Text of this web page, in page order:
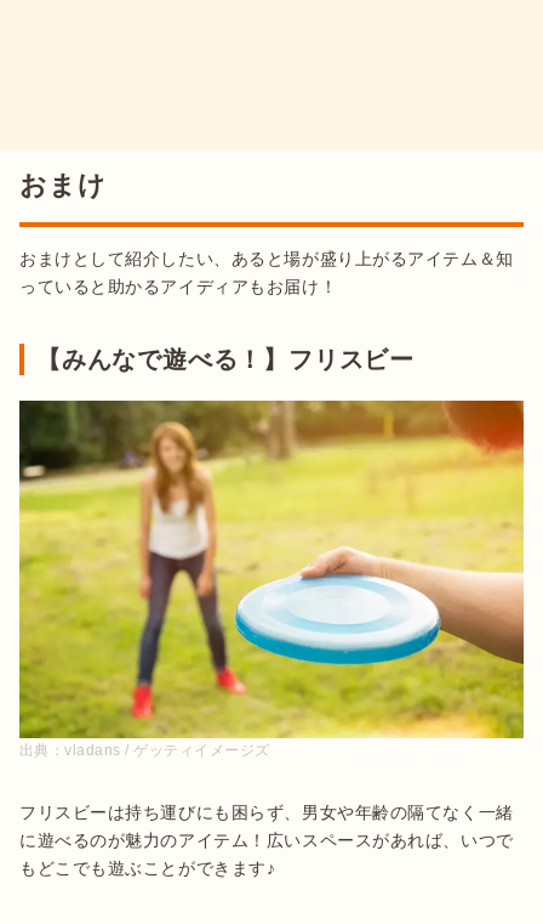
おまけ
おまけとして紹介したい、あると場が盛り上がるアイテム＆知
っていると助かるアイディアもお届け！
【みんなで遊べる！】フリスビー
出典：vladans / ゲッティイメージズ
フリスビーは持ち運びにも困らず、男女や年齢の隔てなく一緒
に遊べるのが魅力のアイテム！広いスペースがあれば、いつで
もどこでも遊ぶことができます♪